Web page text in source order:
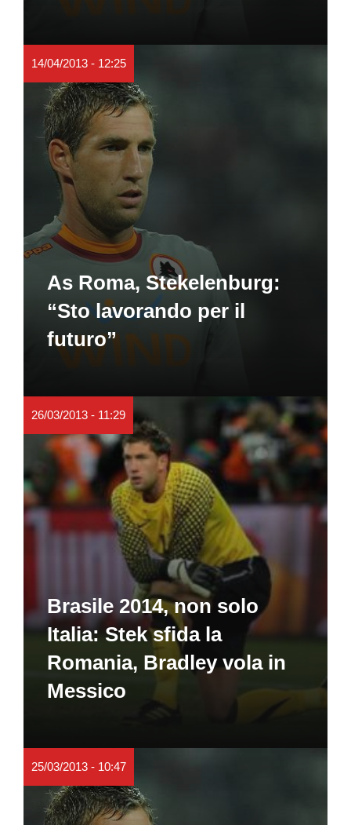
14/04/2013 - 12:25
As Roma, Stekelenburg:
“Sto lavorando per il
futuro”
26/03/2013 - 11:29
Brasile 2014, non solo
Italia: Stek sfida la
Romania, Bradley vola in
Messico
25/03/2013 - 10:47